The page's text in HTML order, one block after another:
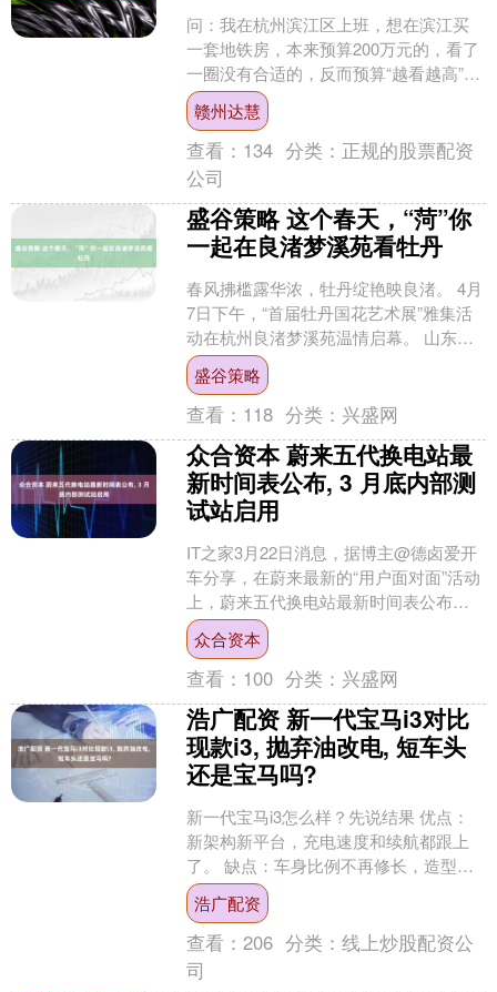
问：我在杭州滨江区上班，想在滨江买
一套地铁房，本来预算200万元的，看了
一圈没有合适的，反而预算“越看越高”。
我还有什么别的选择？二手房看过几
个，但是对比现在的....
赣州达慧
查看： 134 分类： 正规的股票配资
公司
盛谷策略 这个春天，“菏”你
一起在良渚梦溪苑看牡丹
春风拂槛露华浓，牡丹绽艳映良渚。 4月
7日下午，“首届牡丹国花艺术展”雅集活
动在杭州良渚梦溪苑温情启幕。 山东菏
泽与浙江两地园林专家、文化学者、艺
术名家及花卉爱....
盛谷策略
查看： 118 分类： 兴盛网
众合资本 蔚来五代换电站最
新时间表公布, 3 月底内部测
试站启用
IT之家3月22日消息，据博主@德卤爱开
车分享，在蔚来最新的“用户面对面”活动
上，蔚来五代换电站最新时间表公布： 3
月底内部测试站启用； 5-6月份上线5-
10....
众合资本
查看： 100 分类： 兴盛网
浩广配资 新一代宝马i3对比
现款i3, 抛弃油改电, 短车头
还是宝马吗?
新一代宝马i3怎么样？先说结果 优点：
新架构新平台，充电速度和续航都跟上
了。 缺点：车身比例不再修长，造型有
争议，少了一丝宝马味。 简单说，这是
一台从零开始为电....
浩广配资
查看：206 分类：线上炒股配资公
司